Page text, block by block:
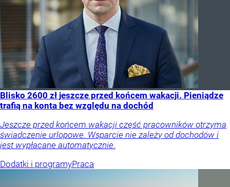
Blisko 2600 zł jeszcze przed końcem wakacji. Pieniądze
trafią na konta bez względu na dochód
Jeszcze przed końcem wakacji część pracowników otrzyma
świadczenie urlopowe. Wsparcie nie zależy od dochodów i
jest wypłacane automatycznie.
Dodatki i programyPraca